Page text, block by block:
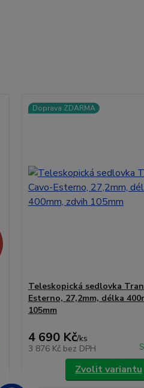
Doprava ZDARMA
Teleskopická sedlovka
Esterno, 27,2mm, délka
105mm
4 690 Kč/ks
3 876 Kč bez DPH
Zvolit variantu